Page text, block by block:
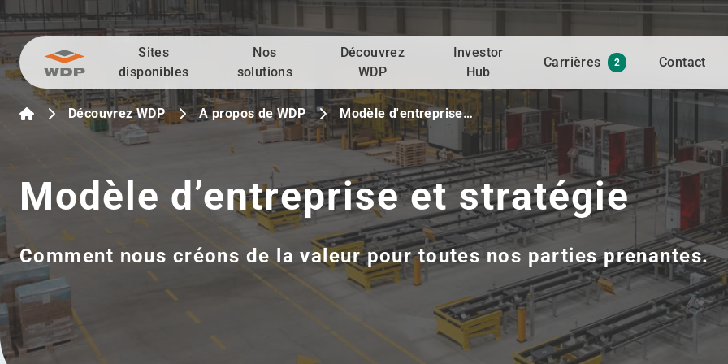
Allez au contenu
Sites
disponibles
Nos
solutions
Découvrez
WDP
Investor
Hub
Carrières 2 Contact
Découvrez WDP A propos de WDP Modèle d'entreprise…
Modèle d’entreprise et stratégie
Comment nous créons de la valeur pour toutes nos parties prenantes.